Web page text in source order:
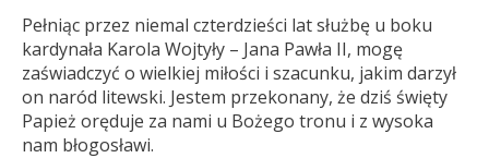
Pełniąc przez niemal czterdzieści lat służbę u boku
kardynała Karola Wojtyły – Jana Pawła II, mogę
zaświadczyć o wielkiej miłości i szacunku, jakim darzył
on naród litewski. Jestem przekonany, że dziś święty
Papież oręduje za nami u Bożego tronu i z wysoka
nam błogosławi.